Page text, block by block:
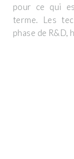
pour ce qui
terme. Les
phase de R&D,